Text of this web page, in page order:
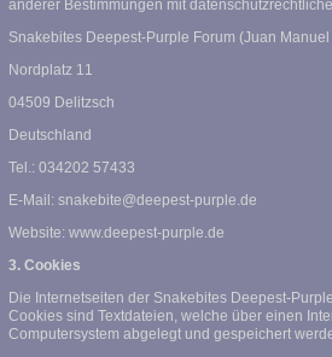
anderer Bestimmungen mit
Snakebites Deepest-Purple Forum (Juan Manuel
Nordplatz 11
04509 Delitzsch
Deutschland
Tel.: 034202 57433
E-Mail: snakebite@deepest-purple.de
Website: www.deepest-purple.de
3. Cookies
Die Internetseiten der Snakebites Deepest-
Cookies sind Textdateien, welche über einen
Computersystem abgelegt und gespeichert